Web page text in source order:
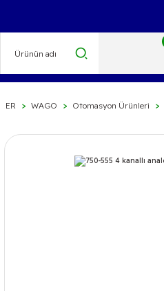
WAGO Otomasyon Ürünleri